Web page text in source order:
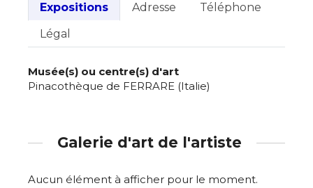
Expositions Adresse
Téléphone
Légal
Musée(s) ou centre(s) d'art
Pinacothèque de FERRARE (Italie)
Galerie d'art de l'artiste
Aucun élément à afficher pour le moment.